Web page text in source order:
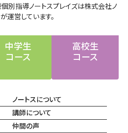
別指導ノートスプレイズは株式会社ノ
運営しています。
中学生
コース
高校生
コース
ノートスについて
講師について
仲間の声